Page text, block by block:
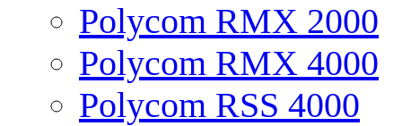
Polycom RMX 2000
Polycom RMX 4000
Polycom RSS 4000